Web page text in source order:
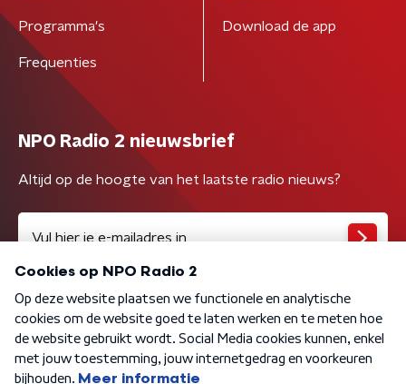
Programma's
Frequenties
Download de app
NPO Radio 2 nieuwsbrief
Altijd op de hoogte van het laatste radio nieuws?
Algemene voorwaarden